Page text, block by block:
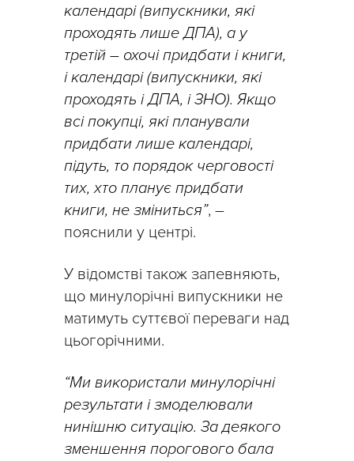
календарі (випускники, які
проходять лише ДПА), а у
третій – охочі придбати і книги,
і календарі (випускники, які
проходять і ДПА, і ЗНО). Якщо
всі покупці, які планували
придбати лише календарі,
підуть, то порядок черговості
тих, хто планує придбати
книги, не зміниться”, –
пояснили у центрі.
У відомстві також запевняють,
що минулорічні випускники не
матимуть суттєвої переваги над
цьогорічними.
“Ми використали минулорічні
результати і змоделювали
нинішню ситуацію. За деякого
зменшення порогового бала